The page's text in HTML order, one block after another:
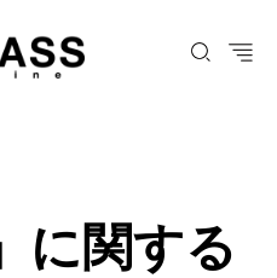
に関する